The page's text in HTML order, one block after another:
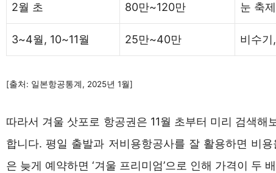
2월 초 80만~120만 눈 축
3~4월, 10~11월 25만~40만 비수
[출처: 일본항공통계, 2025년 1월]
따라서 겨울 삿포로 항공권은 11월 초부터 미리 검색해
합니다. 평일 출발과 저비용항공사를 잘 활용하면 비
은 늦게 예약하면 ‘겨울 프리미엄’으로 인해 가격이 두